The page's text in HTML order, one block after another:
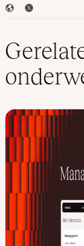
W
s
i
e
T
t
r